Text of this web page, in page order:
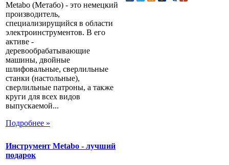
Metabo (Метабо) - это немецкий
производитель,
специализирущийся в области
электроинструментов. В его
активе -
деревообрабатывающие
машины, двойные
шлифовальные, сверлильные
станки (настольные),
сверлильные патроны, а также
круги для всех видов
выпускаемой...
Подробнее »
Инструмент Metabo - лучший
подарок